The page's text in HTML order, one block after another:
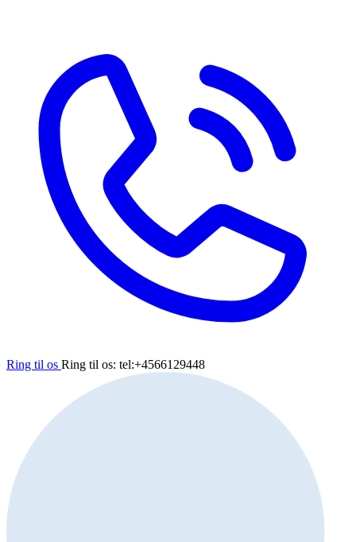
Ring til os Ring til os: tel:+4566129448